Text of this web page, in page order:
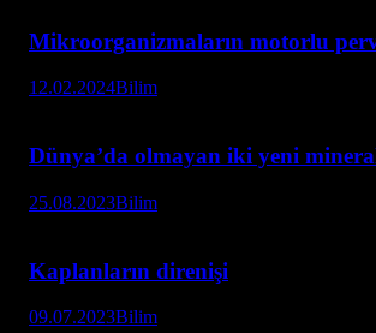
Mikroorganizmaların motorlu
12.02.2024Bilim
Dünya’da olmayan iki yeni
25.08.2023Bilim
Kaplanların direnişi
09.07.2023Bilim